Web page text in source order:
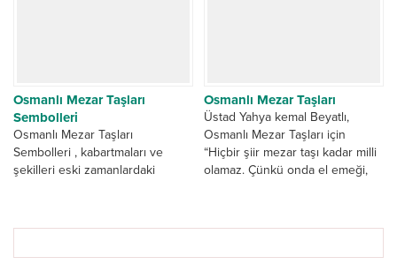
Osmanlı Mezar Taşları
Sembolleri
Osmanlı Mezar Taşları
Sembolleri , kabartmaları ve
şekilleri eski zamanlardaki
Osmanlı Mezar Taşları
Üstad Yahya kemal Beyatlı,
Osmanlı Mezar Taşları için
“Hiçbir şiir mezar taşı kadar milli
olamaz. Çünkü onda el emeği,